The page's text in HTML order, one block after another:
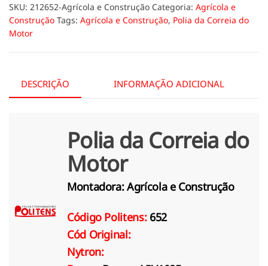
SKU: 212652-Agrícola e Construção Categoria: Agrícola e
Construção Tags: Agrícola e Construção, Polia da Correia do
Motor
DESCRIÇÃO INFORMAÇÃO ADICIONAL
Polia da Correia do
Motor
Montadora:Agrícola e Construção
Código Politens: 652
Cód Original:
Nytron: